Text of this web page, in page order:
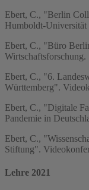
Ebert, C., "Berlin
Humboldt-Universität
Ebert, C., "Büro
Wirtschaftsforschung.
Ebert, C., "6.
Württemberg".
Ebert, C., "Digitale
Pandemie in
Ebert, C.,
Stiftung".
Lehre 2021